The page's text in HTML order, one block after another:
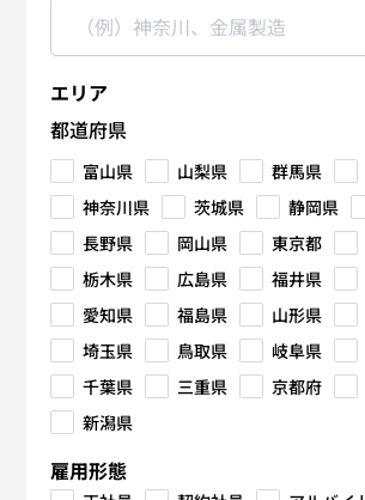
エリア
都道府県
富山県 山梨県 群馬県
神奈川県
茨城県 静岡県
長野県
岡山県 東京都
栃木県
広島県 福井県
愛知県
福島県 山形県
埼玉県
鳥取県 岐阜県
千葉県
三重県 京都府
新潟県
雇用形態